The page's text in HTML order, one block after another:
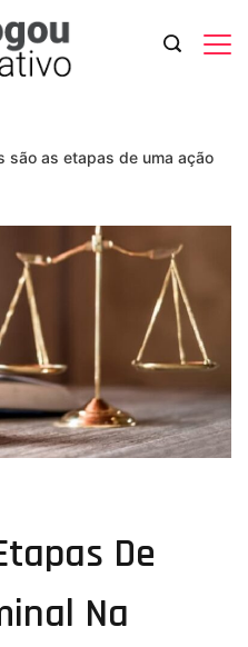
são as etapas de uma ação
De
Na